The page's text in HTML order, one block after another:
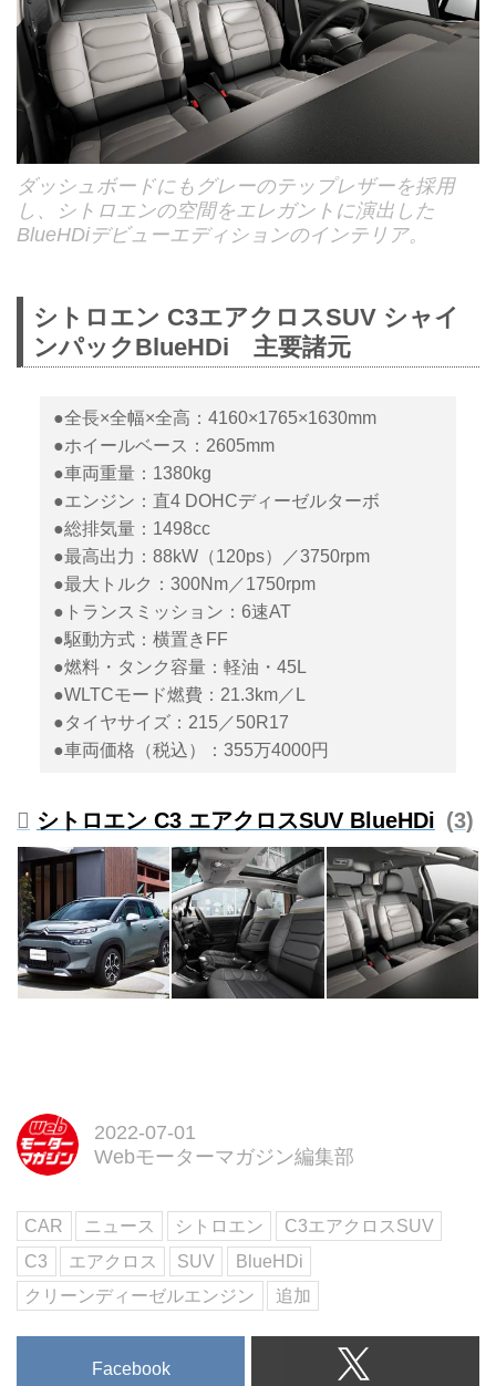
ダッシュボードにもグレーのテップレザーを採用
し、シトロエンの空間をエレガントに演出した
BlueHDiデビューエディションのインテリア。
シトロエン C3エアクロスSUV シャイ
ンパックBlueHDi 主要諸元
●全長×全幅×全高：4160×1765×1630mm
●ホイールベース：2605mm
●車両重量：1380kg
●エンジン：直4 DOHCディーゼルターボ
●総排気量：1498cc
●最高出力：88kW（120ps）／3750rpm
●最大トルク：300Nm／1750rpm
●トランスミッション：6速AT
●駆動方式：横置きFF
●燃料・タンク容量：軽油・45L
●WLTCモード燃費：21.3km／L
●タイヤサイズ：215／50R17
●車両価格（税込）：355万4000円
シトロエン C3 エアクロスSUV BlueHDi 3
2022-07-01
Webモーターマガジン編集部
CAR ニュース シトロエン
C3エアクロスSUV
C3
エアクロス SUV
BlueHDi
クリーンディーゼルエンジン
追加
Facebook